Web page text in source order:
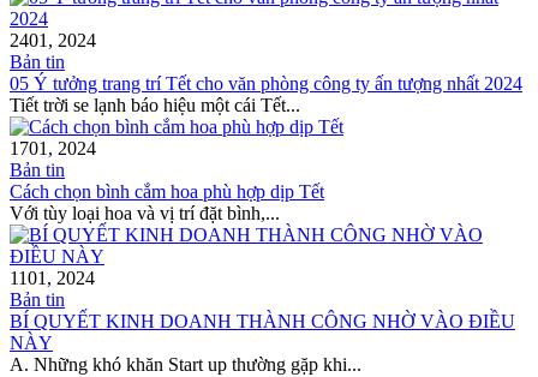
2401, 2024
Bản tin
05 Ý tưởng trang trí Tết cho văn phòng công ty ấn tượng nhất 2024
Tiết trời se lạnh báo hiệu một cái Tết...
1701, 2024
Bản tin
Cách chọn bình cắm hoa phù hợp dịp Tết
Với tùy loại hoa và vị trí đặt bình,...
1101, 2024
Bản tin
BÍ QUYẾT KINH DOANH THÀNH CÔNG NHỜ VÀO ĐIỀU
NÀY
A. Những khó khăn Start up thường gặp khi...